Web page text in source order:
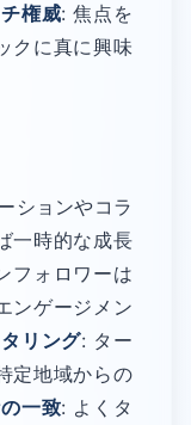
権威: 焦点を
クに真に興味
ションやコラ
一時的な成長
フォロワーは
ンゲージメン
リング: ター
定地域からの
一致: よくタ